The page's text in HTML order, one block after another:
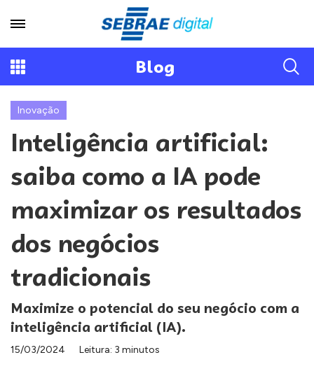
Blog
Inovação
Inteligência artificial:
saiba como a IA pode
maximizar os resultados
dos negócios
tradicionais
Maximize o potencial do seu negócio com a
inteligência artificial (IA).
15/03/2024 Leitura: 3 minutos